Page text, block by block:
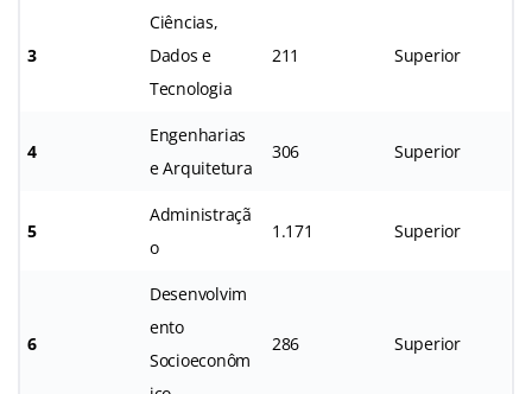
3
Ciências,
Dados e
Tecnologia
211 Superior
4
Engenharias
e Arquitetura
306 Superior
5
Administraçã
o
1.171 Superior
6
Desenvolvim
ento
Socioeconôm
286 Superior